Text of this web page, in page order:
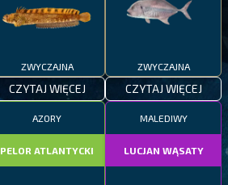
ZWYCZAJNA
CZYTAJ WIĘCEJ
ZWYCZAJNA
CZYTAJ WIĘCEJ
AZORY
PELOR ATLANTYCKI
MALEDIWY
LUCJAN WĄSATY